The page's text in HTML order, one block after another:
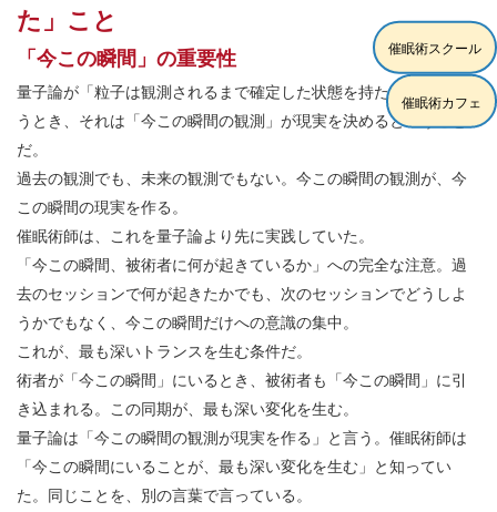
た」こと
「今この瞬間」の重要性
量子論が「粒子は観測されるまで確定した状態を持たない」と言
うとき、それは「今この瞬間の観測」が現実を決めるということ
だ。
過去の観測でも、未来の観測でもない。今この瞬間の観測が、今
この瞬間の現実を作る。
催眠術師は、これを量子論より先に実践していた。
「今この瞬間、被術者に何が起きているか」への完全な注意。過
去のセッションで何が起きたかでも、次のセッションでどうしよ
うかでもなく、今この瞬間だけへの意識の集中。
これが、最も深いトランスを生む条件だ。
術者が「今この瞬間」にいるとき、被術者も「今この瞬間」に引
き込まれる。この同期が、最も深い変化を生む。
量子論は「今この瞬間の観測が現実を作る」と言う。催眠術師は
「今この瞬間にいることが、最も深い変化を生む」と知ってい
た。同じことを、別の言葉で言っている。
催眠術スクール
催眠術カフェ